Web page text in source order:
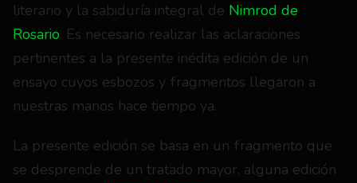
literario y la sabiduría integral de Nimrod de
Rosario. Es necesario realizar las aclaraciones
pertinentes a la presente inédita edición de un
ensayo cuyos esbozos y fragmentos llegaron a
nuestras manos hace tiempo ya.
La presente edición se basa en un fragmento que
se desprende de un tratado mayor, alguna edición